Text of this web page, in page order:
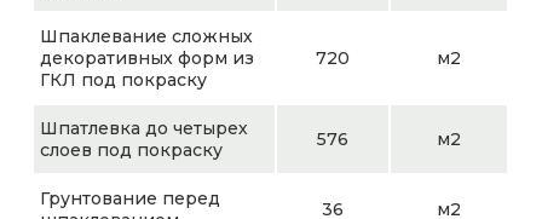
Шпаклевание сложных
декоративных форм из
ГКЛ под покраску
720 м2
Шпатлевка до четырех
слоев под покраску
576 м2
Грунтование перед
36 м2